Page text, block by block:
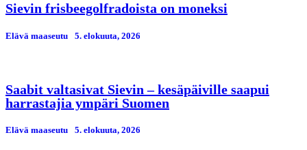
Sievin frisbeegolfradoista on moneksi
Elävä maaseutu 5. elokuuta, 2026
Saabit valtasivat Sievin – kesäpäiville saapui
harrastajia ympäri Suomen
Elävä maaseutu 5. elokuuta, 2026